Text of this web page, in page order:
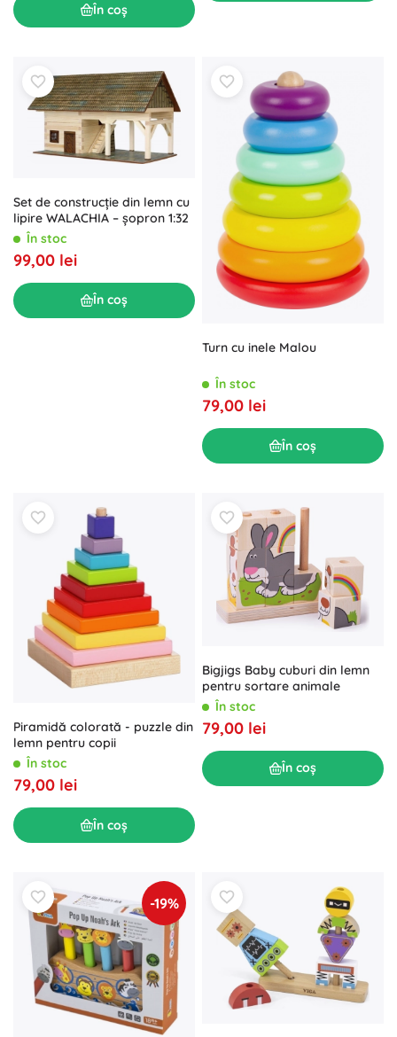
În coș
Set de construcție din lemn cu
lipire WALACHIA – șopron 1:32
În stoc
99,00 lei
În coș
Turn cu inele Malou
În stoc
79,00 lei
În coș
Piramidă colorată - puzzle din
lemn pentru copii
În stoc
79,00 lei
În coș
Bigjigs Baby cuburi din lemn
pentru sortare animale
În stoc
79,00 lei
În coș
-19%